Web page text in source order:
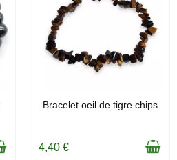
EN STOCK
Bracelet oeil de tigre chips
4,40 €